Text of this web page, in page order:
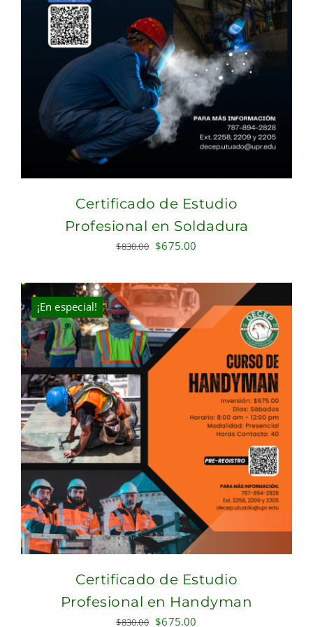
Certificado de Estudio
Profesional en Soldadura
$830.00 Original
was:
$830.00.
$675.00
is:
$675.00.
¡En especial!
Certificado de Estudio
Profesional en Handyman
$830.00 Original
$675.00